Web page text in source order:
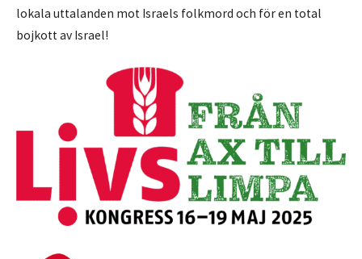
lokala uttalanden mot Israels folkmord och för en total
bojkott av Israel!